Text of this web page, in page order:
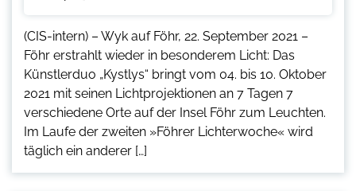
(CIS-intern) – Wyk auf Föhr, 22. September 2021 –
Föhr erstrahlt wieder in besonderem Licht: Das
Künstlerduo „Kystlys“ bringt vom 04. bis 10. Oktober
2021 mit seinen Lichtprojektionen an 7 Tagen 7
verschiedene Orte auf der Insel Föhr zum Leuchten.
Im Laufe der zweiten »Föhrer Lichterwoche« wird
täglich ein anderer […]